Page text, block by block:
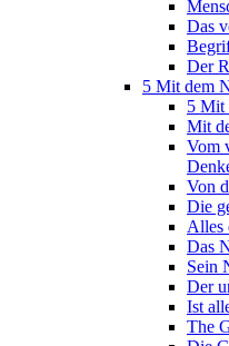
Das
Der
5 Mit dem
5 Mit
Mit
Vom
Von
Die
Alles
Das
Sein
Der
Ist
The